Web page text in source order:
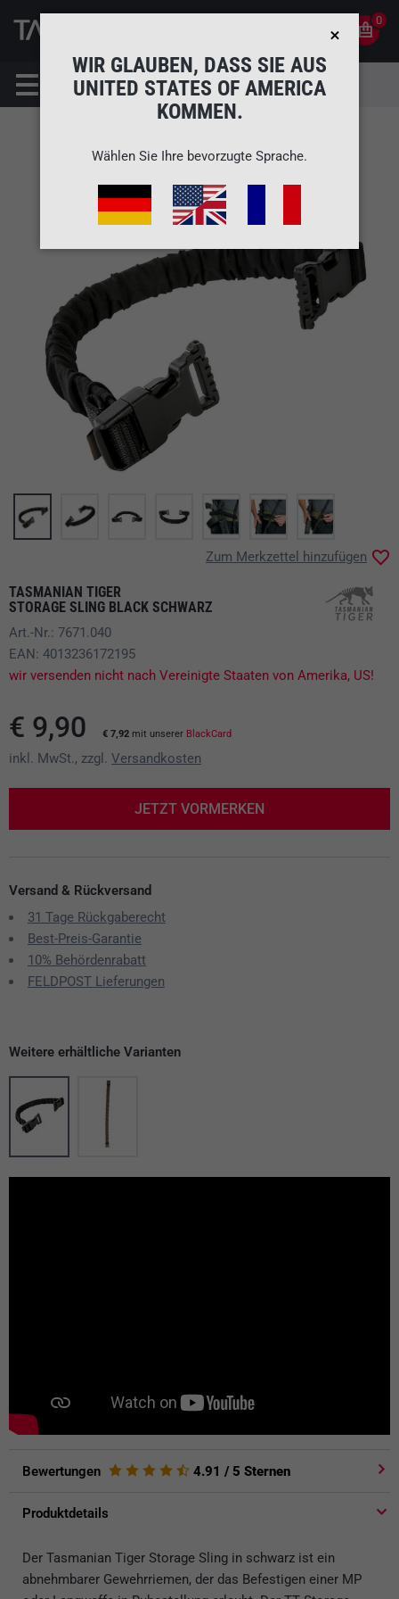
0
TASMANIAN TIGER
STORAGE SLING BLACK SCHWARZ
Zum Merkzettel hinzufügen
Art.-Nr.: 7671.040
EAN: 4013236172195
wir versenden nicht nach Vereinigte Staaten von Amerika, US!
€ 9,90 € 7,92 mit unserer BlackCard
inkl. MwSt., zzgl. Versandkosten
JETZT VORMERKEN
Versand & Rückversand
31 Tage Rückgaberecht
Best-Preis-Garantie
10% Behördenrabatt
FELDPOST Lieferungen
Weitere erhältliche Varianten
Bewertungen 4.91 / 5 Sternen
Produktdetails
Der Tasmanian Tiger Storage Sling in schwarz ist ein
abnehmbarer Gewehrriemen, der das Befestigen einer MP
WIR GLAUBEN, DASS SIE AUS
UNITED STATES OF AMERICA
KOMMEN.
Wählen Sie Ihre bevorzugte Sprache.